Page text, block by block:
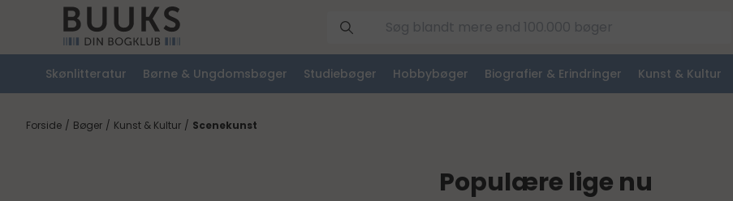
Skønlitteratur Børne & Ungdomsbøger Studiebøger Hobbybøger Biografier & Erindringer Kunst & Kultur
Forside / Bøger / Kunst & Kultur / Scenekunst
Populære lige nu